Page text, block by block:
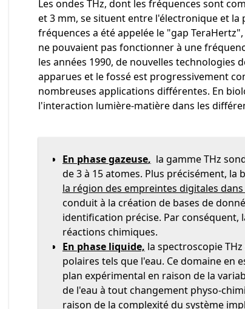
Les ondes THz, dont les fréquences sont
et 3 mm, se situent entre l'électronique et
fréquences a été appelée le "gap
ne pouvaient pas fonctionner à une
les années 1990, de nouvelles
apparues et le fossé est progressivement
nombreuses applications différentes. En
l'interaction lumière-matière dans les
En phase gazeuse, la gamme THz
de 3 à 15 atomes. Plus précisément, la
la région des empreintes digitales
conduit à la création de bases de
identification précise. Par conséquent,
réactions chimiques.
En phase liquide, la spectroscopie
polaires tels que l'eau. Ce domaine en
plan expérimental en raison de la
de l'eau à tout changement physo-
raison de la complexité du système